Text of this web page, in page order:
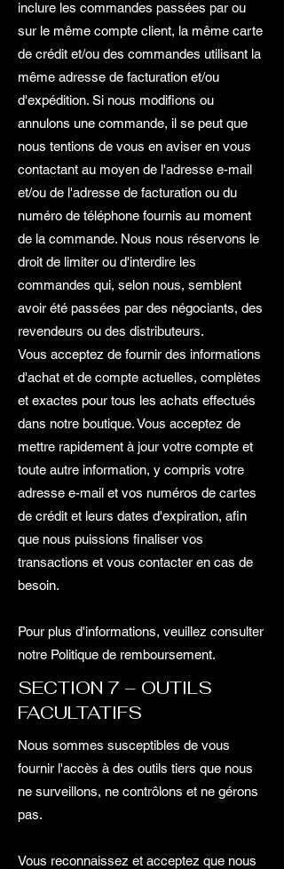
inclure les commandes passées par ou
sur le même compte client, la même carte
de crédit et/ou des commandes utilisant la
même adresse de facturation et/ou
d'expédition. Si nous modifions ou
annulons une commande, il se peut que
nous tentions de vous en aviser en vous
contactant au moyen de l'adresse e-mail
et/ou de l'adresse de facturation ou du
numéro de téléphone fournis au moment
de la commande. Nous nous réservons le
droit de limiter ou d'interdire les
commandes qui, selon nous, semblent
avoir été passées par des négociants, des
revendeurs ou des distributeurs.
Vous acceptez de fournir des informations
d'achat et de compte actuelles, complètes
et exactes pour tous les achats effectués
dans notre boutique. Vous acceptez de
mettre rapidement à jour votre compte et
toute autre information, y compris votre
adresse e-mail et vos numéros de cartes
de crédit et leurs dates d'expiration, afin
que nous puissions finaliser vos
transactions et vous contacter en cas de
besoin.
Pour plus d'informations, veuillez consulter
notre Politique de remboursement.
SECTION 7 – OUTILS
FACULTATIFS
Nous sommes susceptibles de vous
fournir l'accès à des outils tiers que nous
ne surveillons, ne contrôlons et ne gérons
pas.
Vous reconnaissez et acceptez que nous